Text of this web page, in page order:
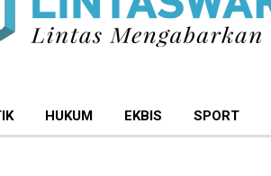
HUKUM EKBIS SPORT